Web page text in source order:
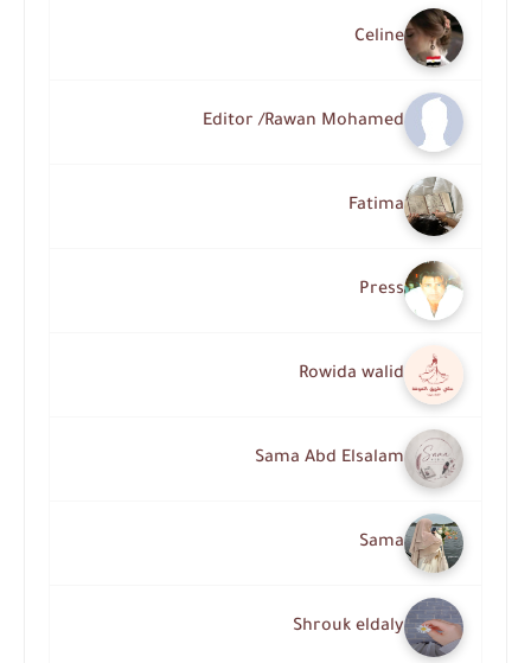
Celine
Editor /Rawan Mohamed
Fatima
Press
Rowida walid
Sama Abd Elsalam
Sama
Shrouk eldaly